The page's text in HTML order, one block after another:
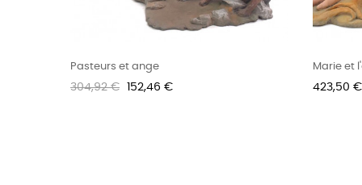
Pasteurs et ange
Prix
304,92 € Prix
152,46 €
Marie et
Prix
423,50 €